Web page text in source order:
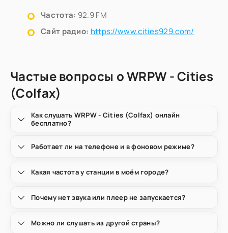
Частота: 92.9 FM
Сайт радио: https://www.cities929.com/
Частые вопросы о WRPW - Cities
(Colfax)
Как слушать WRPW - Cities (Colfax) онлайн
бесплатно?
Работает ли на телефоне и в фоновом режиме?
Какая частота у станции в моём городе?
Почему нет звука или плеер не запускается?
Можно ли слушать из другой страны?